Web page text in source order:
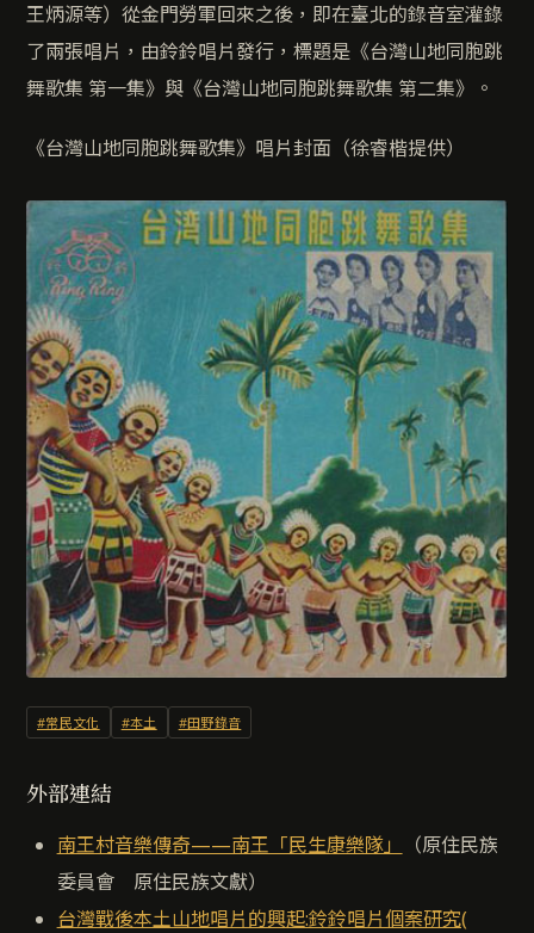
王炳源等）從金門勞軍回來之後，即在臺北的錄音室灌錄
了兩張唱片，由鈴鈴唱片發行，標題是《台灣山地同胞跳
舞歌集 第一集》與《台灣山地同胞跳舞歌集 第二集》。
《台灣山地同胞跳舞歌集》唱片封面（徐睿楷提供）
#常民文化 #本土 #田野錄音
外部連結
南王村音樂傳奇——南王「民生康樂隊」
（原住民族
委員會 原住民族文獻）
台灣戰後本土山地唱片的興起:鈴鈴唱片個案研究(